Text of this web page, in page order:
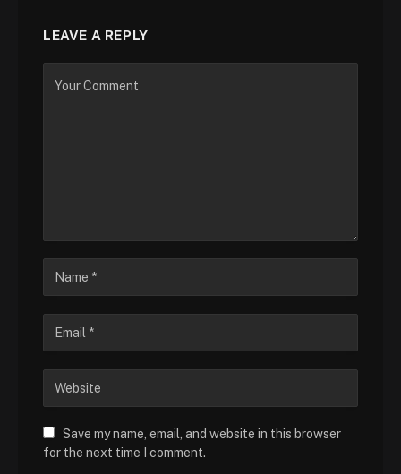
LEAVE A REPLY
Save my name, email, and website in this browser
for the next time I comment.